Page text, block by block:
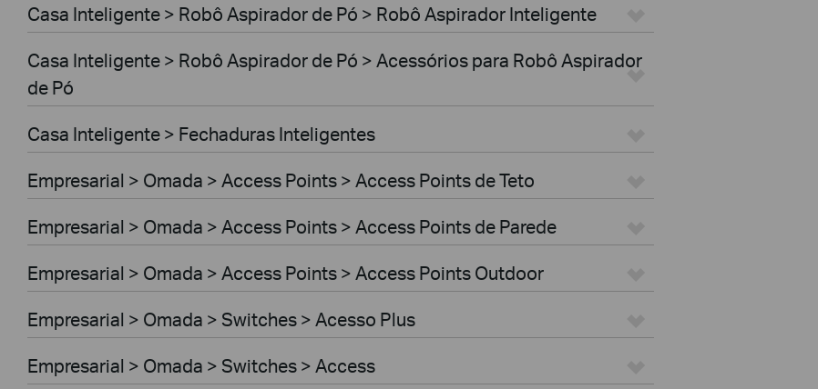
Casa Inteligente > Robô Aspirador de Pó > Robô Aspirador Inteligente
Casa Inteligente > Robô Aspirador de Pó > Acessórios para Robô Aspirador
de Pó
Casa Inteligente > Fechaduras Inteligentes
Empresarial > Omada > Access Points > Access Points de Teto
Empresarial > Omada > Access Points > Access Points de Parede
Empresarial > Omada > Access Points > Access Points Outdoor
Empresarial > Omada > Switches > Acesso Plus
Empresarial > Omada > Switches > Access